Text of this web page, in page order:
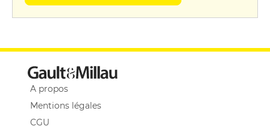
A propos
Mentions légales
CGU